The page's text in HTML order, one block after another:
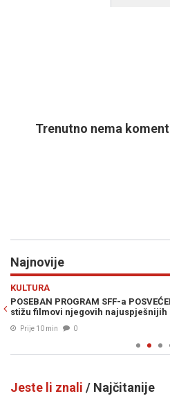
Trenutno nema
Najnovije
KULTURA
POSEBAN PROGRAM SFF-a
stižu filmovi njegovih najuspješnijih
Prije 10 min 0
Jeste li znali / Najčitanije